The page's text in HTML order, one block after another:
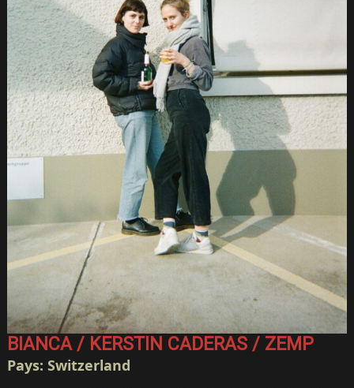
ACCUEIL
CàS
TV
←
NOUVEAU!
FESTIVAL
À
GALERIE
FILMS
SOUMISSIONS
COMMANDITAIRES
PRESSE
PARTY
POOPER
CONTACT
MAGASIN
BIANCA / KERSTIN CADERAS / ZEMP
Pays: Switzerland